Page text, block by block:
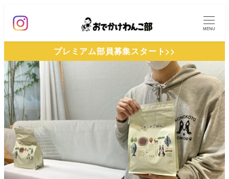
ン
ン
テ
ン
ツ
へ
移
動
MENU
プレミアム部員募集スタート>>